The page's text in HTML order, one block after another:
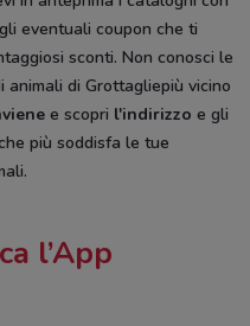
eventuali coupon che ti
sconti. Non conosci le
di Grottagliepiù vicino
e scopri l'indirizzo e gli
più soddisfa le tue
l’App